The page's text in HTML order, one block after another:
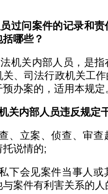
员过问案件的记录和
哪些？
机关内部人员，是
、司法行政机关工
办案的，适用本规定
关内部人员违反规定
、立案、侦查、审查
说情的;
下会见案件当事人或
与案件有利害关系的人